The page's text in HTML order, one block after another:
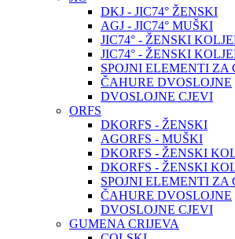
DKJ - JIC74° ŽENSKI
AGJ - JIC74° MUŠKI
JIC74° - ŽENSKI
JIC74° - ŽENSKI
SPOJNI ELEMENTI ZA
ČAHURE DVOSLOJNE
DVOSLOJNE CJEVI
ORFS
DKORFS - ŽENSKI
AGORFS - MUŠKI
DKORFS - ŽENSKI
DKORFS - ŽENSKI
SPOJNI ELEMENTI ZA
ČAHURE DVOSLOJNE
DVOSLOJNE CJEVI
GUMENA CRIJEVA